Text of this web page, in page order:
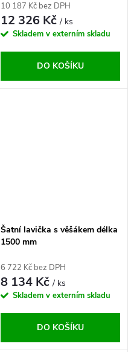
10 187 Kč bez DPH
12 326 Kč/ ks
Skladem v externím skladu
DO KOŠÍKU
Šatní lavička s věšákem délka
1500 mm
6 722 Kč bez DPH
8 134 Kč/ ks
Skladem v externím skladu
DO KOŠÍKU